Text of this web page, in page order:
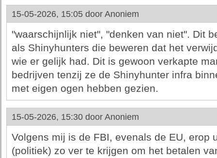
15-05-2026, 15:05 door Anoniem
"waarschijnlijk niet", "denken van niet". Dit
als Shinyhunters die beweren dat het
wie er gelijk had. Dit is gewoon verkapte
bedrijven tenzij ze de Shinyhunter infra
met eigen ogen hebben gezien.
15-05-2026, 15:30 door Anoniem
Volgens mij is de FBI, evenals de EU, erop
(politiek) zo ver te krijgen om het betalen